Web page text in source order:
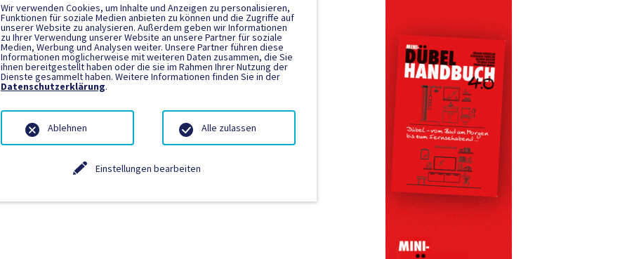
Wir verwenden Cookies, um Inhalte und Anzeigen zu personalisieren,
Funktionen für soziale Medien anbieten zu können und die Zugriffe auf
unserer Website zu analysieren. Außerdem geben wir Informationen
zu Ihrer Verwendung unserer Website an unsere Partner für soziale
Medien, Werbung und Analysen weiter. Unsere Partner führen diese
Informationen möglicherweise mit weiteren Daten zusammen, die Sie
ihnen bereitgestellt haben oder die sie im Rahmen Ihrer Nutzung der
Dienste gesammelt haben. Weitere Informationen finden Sie in der
Datenschutzerklärung.
Einstellungen bearbeiten
Ablehnen Alle zulassen